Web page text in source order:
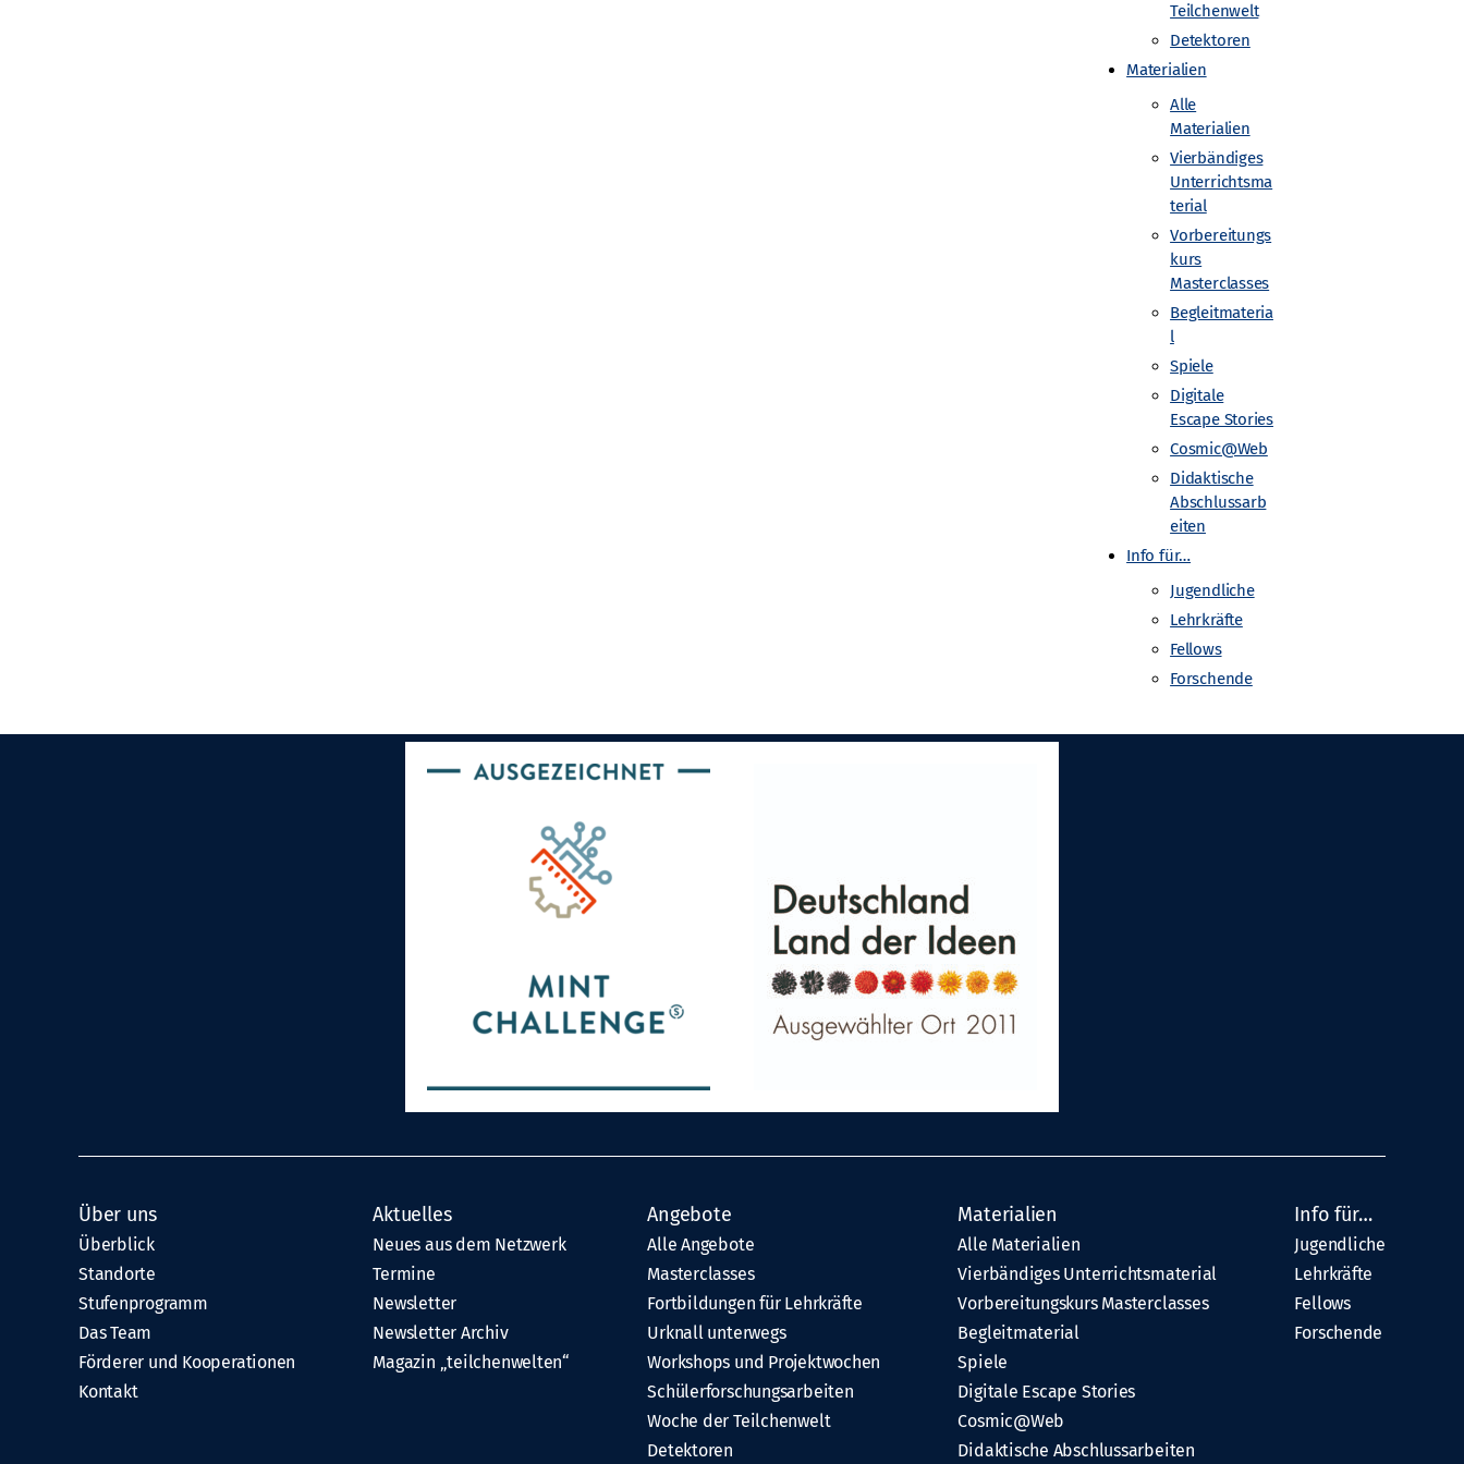
Teilchenwelt
Detektoren
Materialien
Alle
Materialien
Vierbändiges
Unterrichtsma
terial
Vorbereitungs
kurs
Masterclasses
Begleitmateria
l
Spiele
Digitale
Escape Stories
Cosmic@Web
Didaktische
Abschlussarb
eiten
Info für…
Jugendliche
Lehrkräfte
Fellows
Forschende
Nebelkammer-Workshop
Gefördert von
Über uns
Überblick
Standorte
Stufenprogramm
Das Team
Förderer und Kooperationen
Kontakt
Aktuelles
Neues aus dem Netzwerk
Termine
Newsletter
Newsletter Archiv
Magazin „teilchenwelten“
Angebote
Alle Angebote
Masterclasses
Fortbildungen für Lehrkräfte
Urknall unterwegs
Workshops und Projektwochen
Schülerforschungsarbeiten
Woche der Teilchenwelt
Detektoren
Materialien
Alle Materialien
Vierbändiges Unterrichtsmaterial
Vorbereitungskurs Masterclasses
Begleitmaterial
Spiele
Digitale Escape Stories
Cosmic@Web
Didaktische Abschlussarbeiten
Info für…
Jugendliche
Lehrkräfte
Fellows
Forschende